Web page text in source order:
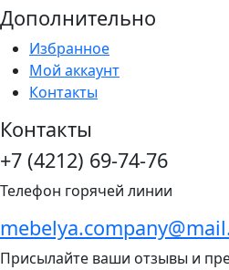
Дополнительно
Избранное
Мой аккаунт
Контакты
Контакты
+7 (4212) 69-74-76
Телефон горячей линии
Присылайте ваши отзывы и